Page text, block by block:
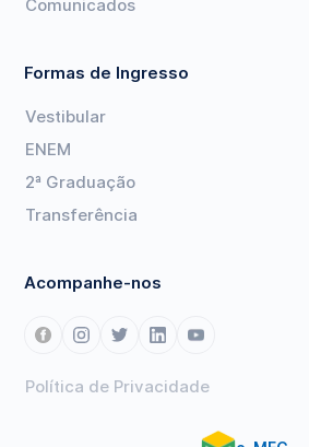
Comunicados
Formas de Ingresso
Vestibular
ENEM
2ª Graduação
Transferência
Acompanhe-nos
Política de Privacidade